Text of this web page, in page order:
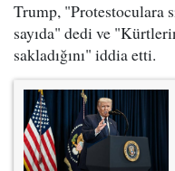
Trump, "Protestoculara
sayıda" dedi ve
sakladığını" iddia etti.